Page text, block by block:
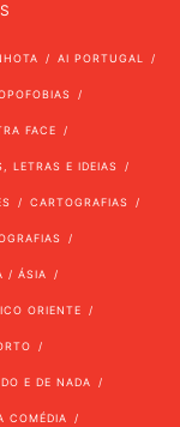
AI PORTUGAL
FACE
LETRAS E IDEIAS
CARTOGRAFIAS
/ ÁSIA
ORIENTE
E DE NADA
COMÉDIA